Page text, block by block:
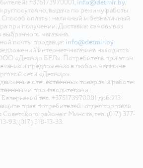
+375173970001, info@detmir.by.
выдача по режиму работы
Способ оплаты: наличный и безналичный
при получении. Доставка: самовывоз
выбранного магазина.
почты продавца: info@detmir.by
интернет-магазина находится
«Детмир БЕЛ». Потребитель при этом
и предложения в любом магазине
сети «Детмир».
отечественных товаров и работе
производителями
тел. +375173970001 доб.213
прав потребителей: отдел торговли
района г. Минска, тел. (017) 377-
13-93, (017) 318-13-33.